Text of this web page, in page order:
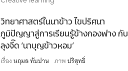
วิทยาศาสตร์ในนาข้าว ไขปริศนา
ภูมิปัญญาสู่การเรียนรู้ข้างกองฟาง กับ
ลุงจี๊ด ‘นาบุญข้าวหอม’
เรื่องนฤมล ทับปาน ภาพปริสุทธิ์